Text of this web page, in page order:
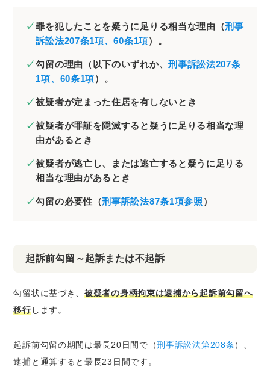
罪を犯したことを疑うに足りる相当な理由（刑事
訴訟法207条1項、60条1項）。
勾留の理由（以下のいずれか、刑事訴訟法207条
1項、60条1項）。
被疑者が定まった住居を有しないとき
被疑者が罪証を隠滅すると疑うに足りる相当な理
由があるとき
被疑者が逃亡し、または逃亡すると疑うに足りる
相当な理由があるとき
勾留の必要性（刑事訴訟法87条1項参照 ）
起訴前勾留～起訴または不起訴
勾留状に基づき、被疑者の身柄拘束は逮捕から起訴前勾留へ
移行します。
起訴前勾留の期間は最長20日間で（刑事訴訟法第208条）、
逮捕と通算すると最長23日間です。